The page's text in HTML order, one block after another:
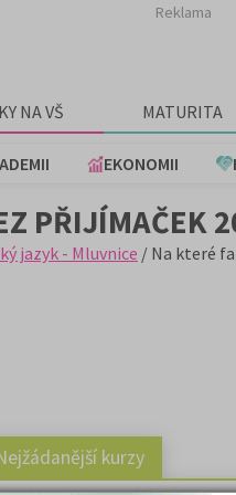
Reklama
NA VŠ MATURITA
EKONOMII
PŘIJÍMAČEK
jazyk - Mluvnice / Na které
kurzy